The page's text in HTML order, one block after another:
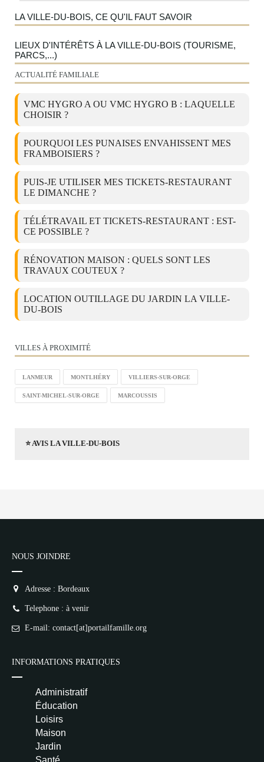
LA VILLE-DU-BOIS, CE QU'IL FAUT SAVOIR
LIEUX D'INTÉRÊTS À LA VILLE-DU-BOIS (TOURISME,
PARCS,...)
ACTUALITÉ FAMILIALE
VMC HYGRO A OU VMC HYGRO B : LAQUELLE
CHOISIR ?
POURQUOI LES PUNAISES ENVAHISSENT MES
FRAMBOISIERS ?
PUIS-JE UTILISER MES TICKETS-RESTAURANT
LE DIMANCHE ?
TÉLÉTRAVAIL ET TICKETS-RESTAURANT : EST-
CE POSSIBLE ?
RÉNOVATION MAISON : QUELS SONT LES
TRAVAUX COUTEUX ?
LOCATION OUTILLAGE DU JARDIN LA VILLE-
DU-BOIS
VILLES À PROXIMITÉ
LANMEUR MONTLHÉRY VILLIERS-SUR-ORGE
SAINT-MICHEL-SUR-ORGE MARCOUSSIS
⭐ AVIS LA VILLE-DU-BOIS
NOUS JOINDRE
Adresse : Bordeaux
Telephone : à venir
E-mail: contact[at]portailfamille.org
INFORMATIONS PRATIQUES
Administratif
Éducation
Loisirs
Maison
Jardin